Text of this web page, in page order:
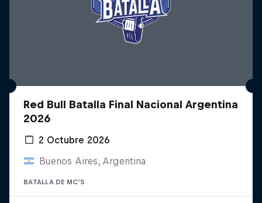
Red Bull Batalla Final Nacional Argentina
2026
2 Octubre 2026
Buenos Aires, Argentina
BATALLA DE MC'S